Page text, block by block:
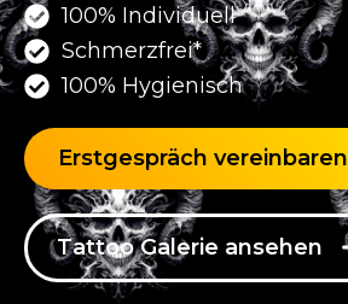
100% Individuell
Schmerzfrei*
100% Hygienisch
Erstgespräch vereinbaren
Tattoo Galerie ansehen